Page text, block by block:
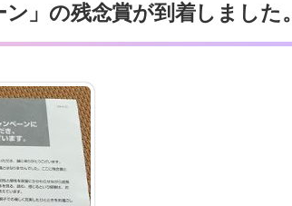
」の残念賞が到着しました。